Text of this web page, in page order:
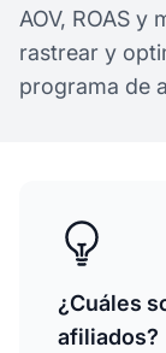
AOV, ROAS y
rastrear y
programa de
¿Cuáles
afiliados?